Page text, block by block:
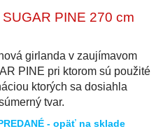
PINE 270 cm
girlanda v zaujímavom
PINE pri ktorom sú použité
ktorých sa dosiahla
tvar.
- opäť na sklade